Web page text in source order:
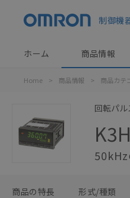
制御機
ホーム 商品情報
Home > 商品情報 > 商品カテ
回転パル
商品の特長 形式/種類